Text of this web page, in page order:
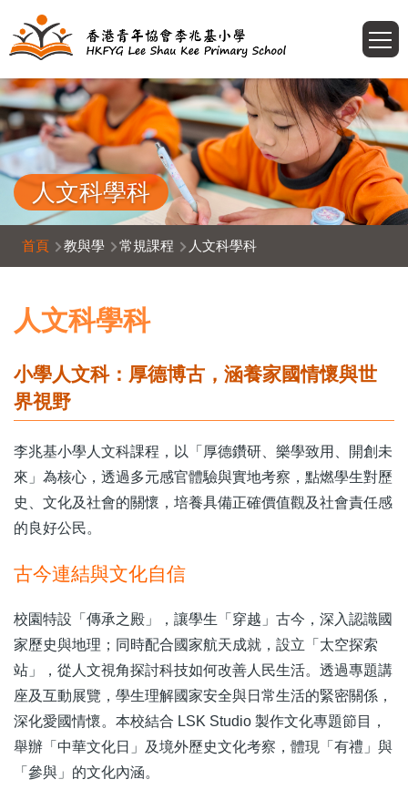
移至主內容
人文科學科
導
航
連
結
首頁 教與學 常規課程 人文科學科
人文科學科
小學人文科：厚德博古，涵養家國情懷與世
界視野
李兆基小學人文科課程，以「厚德鑽研、樂學致用、開創未
來」為核心，透過多元感官體驗與實地考察，點燃學生對歷
史、文化及社會的關懷，培養具備正確價值觀及社會責任感
的良好公民。
古今連結與文化自信
校園特設「傳承之殿」，讓學生「穿越」古今，深入認識國
家歷史與地理；同時配合國家航天成就，設立「太空探索
站」，從人文視角探討科技如何改善人民生活。透過專題講
座及互動展覽，學生理解國家安全與日常生活的緊密關係，
深化愛國情懷。本校結合 LSK Studio 製作文化專題節目，
舉辦「中華文化日」及境外歷史文化考察，體現「有禮」與
「參與」的文化內涵。